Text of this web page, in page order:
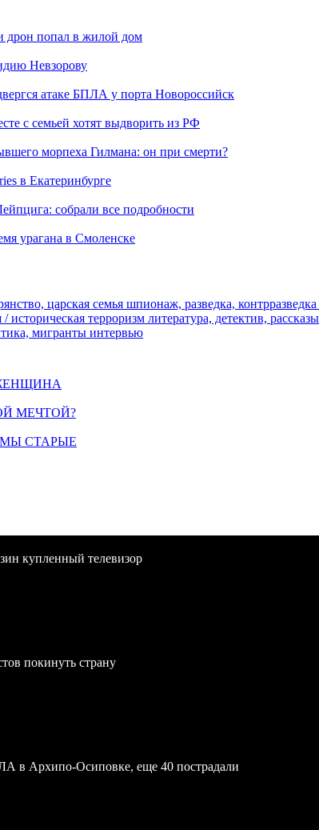
дрон попал в жилой дом
Невзорову
атаке БПЛА у порта Новороссийск
с семьей хотят выдворить из РФ
морпеха Гилмана: он при смерти?
в Екатеринбурге
собрали все подробности
урагана в Смоленске
царская семья шпионаж, разведка, контрразведка
историческая терроризм литература, детектив, рассказы
мигранты интервью
МЕЧТОЙ?
СТАРЫЕ
купленный телевизор
покинуть страну
в Архипо-Осиповке, еще 40 пострадали